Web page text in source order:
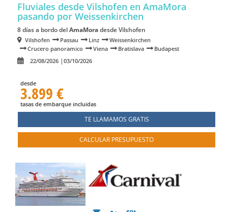
Fluviales desde Vilshofen en AmaMora
pasando por Weissenkirchen
8 días a bordo delAmaMoradesde Vilshofen
Vilshofen Passau Linz
Weissenkirchen
Crucero panoramico
Viena Bratislava
Budapest
22/08/2026
03/10/2026
desde
3.899 €
tasas de embarque incluidas
TE LLAMAMOS GRATIS
CALCULAR PRESUPUESTO